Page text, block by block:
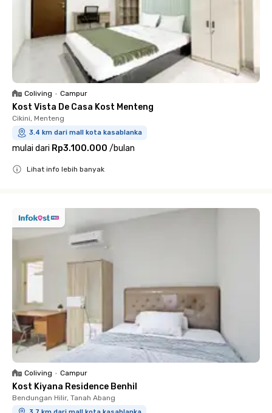
Coliving • Campur
Kost Vista De Casa Kost Menteng
Cikini, Menteng
3.4 km dari mall kota kasablanka
mulai dari Rp3.100.000 /bulan
Lihat info lebih banyak
Coliving • Campur
Kost Kiyana Residence Benhil
Bendungan Hilir, Tanah Abang